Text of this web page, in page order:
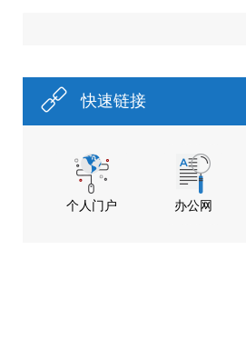
快速链接
个人门户 办公网